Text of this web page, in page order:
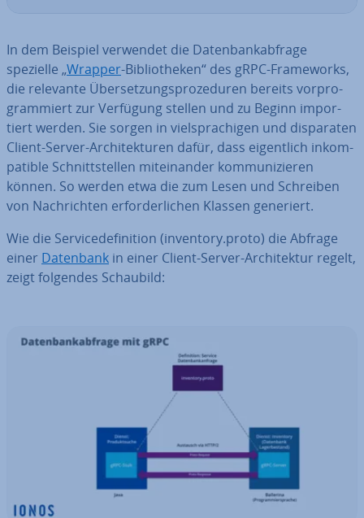
In dem Beispiel verwendet die Da­ten­bank­ab­fra­ge
spezielle „Wrapper-Bi­blio­the­ken“ des gRPC-Frame­works,
die relevante Über­set­zungs­pro­ze­du­ren bereits vor­pro­
gram­miert zur Verfügung stellen und zu Beginn im­por­
tiert werden. Sie sorgen in viel­spra­chi­gen und dis­pa­ra­ten
Client-Server-Ar­chi­tek­tu­ren dafür, dass ei­gent­lich in­kom­
pa­ti­ble Schnitt­stel­len mit­ein­an­der kom­mu­ni­zie­ren
können. So werden etwa die zum Lesen und Schreiben
von Nach­rich­ten er­for­der­li­chen Klassen generiert.
Wie die Ser­vice­de­fi­ni­ti­on (inventory.proto) die Abfrage
einer Datenbank in einer Client-Server-Ar­chi­tek­tur regelt,
zeigt folgendes Schaubild: